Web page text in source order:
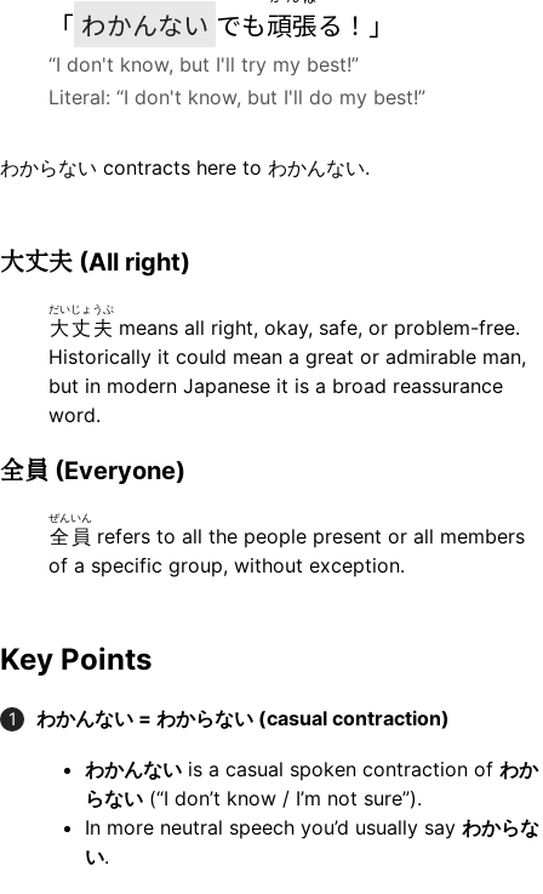
「 わかんない でも頑張る！」
“I don't know, but I'll try my best!”
Literal: “I don't know, but I'll do my best!”
わからない contracts here to わかんない.
Key Points
1 わかんない = わからない (casual contraction)
わかんないis a casual spoken contraction of わか
らない(“I don’t know / I’m not sure”).
In more neutral speech you’d usually say わからな
い.
大丈夫 (All right)
大丈夫
だいじょうぶ
means all right, okay, safe, or problem-free.
Historically it could mean a great or admirable man,
but in modern Japanese it is a broad reassurance
word.
全員 (Everyone)
全員
ぜんいん
refers to all the people present or all members
of a specific group, without exception.